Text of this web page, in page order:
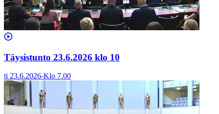
Täysistunto 23.6.2026 klo 10
ti 23.6.2026-Klo 7.00